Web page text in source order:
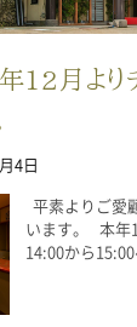
年12月よ
4日
平素よりご愛
います。 本年
14:00から